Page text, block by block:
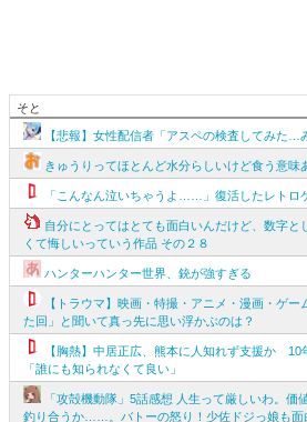
そと
【悲報】女性配信者「アスペの検査してみた…
きゅうりってほとんど水分らしいけど食う意味
「こんなん泣いちゃうよ……」復活したレトロ
自分にとってはとても面白いんだけど、数字と
くて悔しいっていう作品 その２８
ハンターハンター世界、銃が強すぎる
【トラウマ】映画・特撮・アニメ・漫画・ゲー
た回」と聞いて真っ先に思い浮かぶのは？
【胸熱】中居正広、熊本に人知れず支援か 10
「誰にも知られなくて良い」
「攻殻機動隊」5話感想 人生って厳しいわ。価
釣り合うか……。バトーの怒り！少佐ドジっ娘も面